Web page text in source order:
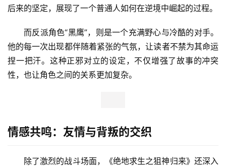
后来的坚定，展现了一个普通人如何在逆境中崛起的过程。
而反派角色“黑鹰”，则是一个充满野心与冷酷的对手。
他的每一次出现都伴随着紧张的气氛，让读者不禁为其命运
捏一把汗。这种正邪对立的设定，不仅增强了故事的冲突
性，也让角色之间的关系更加复杂。
情感共鸣：友情与背叛的交织
除了激烈的战斗场面，《绝地求生之狙神归来》还深入